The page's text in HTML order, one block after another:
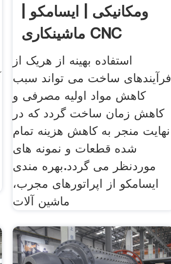
ومکانیکی | ایسامکو |
ماشینکاری CNC
استفاده بهینه از هریک از
فرآیندهای ساخت می تواند سبب
کاهش مواد اولیه مصرفی و
کاهش زمان ساخت گردد که در
نهایت منجر به کاهش هزینه تمام
شده قطعات و نمونه های
موردنظر می گردد.بهره مندی
ایسامکو از اپراتورهای مجرب،
ماشین آلات